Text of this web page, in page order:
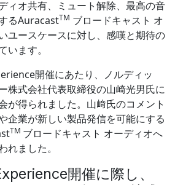
ィオ共有、ミュート解除、最高の音
るAuracastTM ブロードキャスト オ
ユースケースに対し、感嘆と期待の
います。
開催にあたり、ノルディッ
株式会社代表取締役の山崎光男氏に
が得られました。山﨑氏のコメント
企業が新しい製品発信を可能にする
TM ブロードキャスト オーディオへ
れました。
開催に際し、